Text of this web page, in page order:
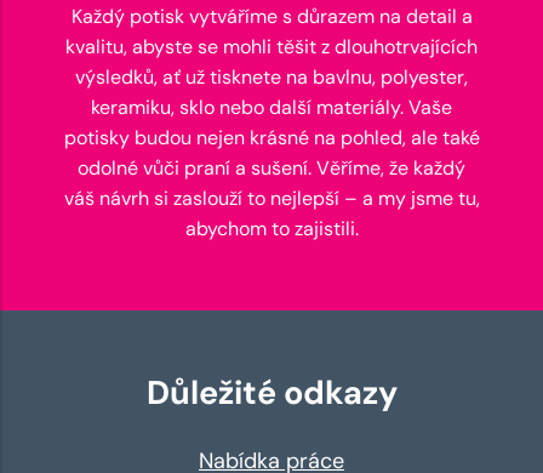
Každý potisk vytváříme s důrazem na detail a
kvalitu, abyste se mohli těšit z dlouhotrvajících
výsledků, ať už tisknete na bavlnu, polyester,
keramiku, sklo nebo další materiály. Vaše
potisky budou nejen krásné na pohled, ale také
odolné vůči praní a sušení. Věříme, že každý
váš návrh si zaslouží to nejlepší – a my jsme tu,
abychom to zajistili.
Důležité odkazy
Nabídka práce